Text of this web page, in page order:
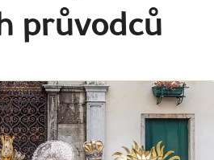
průvodců